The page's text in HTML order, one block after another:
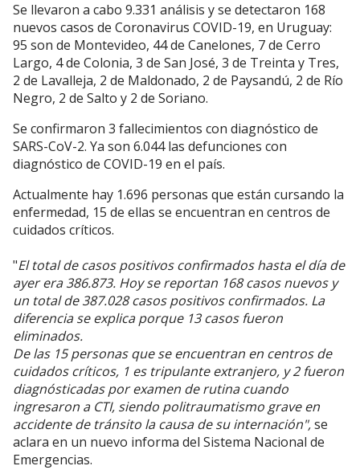
Se llevaron a cabo 9.331 análisis y se detectaron 168
nuevos casos de Coronavirus COVID-19, en Uruguay:
95 son de Montevideo, 44 de Canelones, 7 de Cerro
Largo, 4 de Colonia, 3 de San José, 3 de Treinta y Tres,
2 de Lavalleja, 2 de Maldonado, 2 de Paysandú, 2 de Río
Negro, 2 de Salto y 2 de Soriano.
Se confirmaron 3 fallecimientos con diagnóstico de
SARS-CoV-2. Ya son 6.044 las defunciones con
diagnóstico de COVID-19 en el país.
Actualmente hay 1.696 personas que están cursando la
enfermedad, 15 de ellas se encuentran en centros de
cuidados críticos.
"El total de casos positivos confirmados hasta el día de
ayer era 386.873. Hoy se reportan 168 casos nuevos y
un total de 387.028 casos positivos confirmados. La
diferencia se explica porque 13 casos fueron
eliminados.
De las 15 personas que se encuentran en centros de
cuidados críticos, 1 es tripulante extranjero, y 2 fueron
diagnósticadas por examen de rutina cuando
ingresaron a CTI, siendo politraumatismo grave en
accidente de tránsito la causa de su internación",se
aclara en un nuevo informa del Sistema Nacional de
Emergencias.